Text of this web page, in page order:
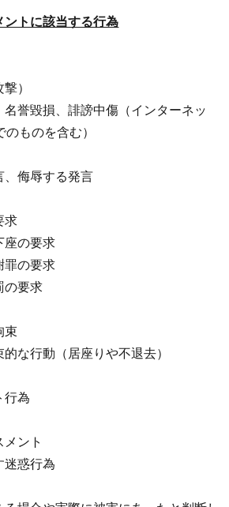
ントに該当する行為
）
名誉毀損、誹謗中傷（インターネッ
のものを含む）
、侮辱する発言
求
座の要求
罪の要求
の要求
束
的な行動（居座りや不退去）
行為
メント
迷惑行為